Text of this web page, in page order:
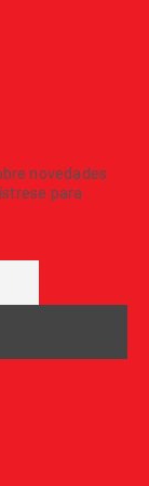
novedades
para